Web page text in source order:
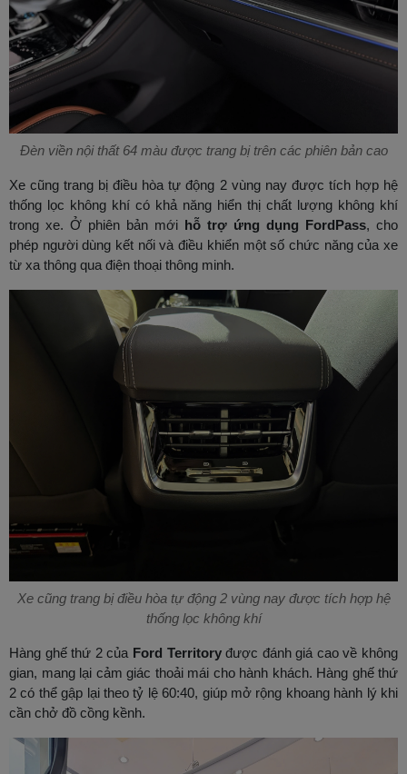
Đèn viền nội thất 64 màu được trang bị trên các phiên bản cao
Xe cũng trang bị điều hòa tự động 2 vùng nay được tích hợp hệ
thống lọc không khí có khả năng hiển thị chất lượng không khí
trong xe. Ở phiên bản mới hỗ trợ ứng dụng FordPass, cho
phép người dùng kết nối và điều khiển một số chức năng của xe
từ xa thông qua điện thoại thông minh.
Xe cũng trang bị điều hòa tự động 2 vùng nay được tích hợp hệ
thống lọc không khí
Hàng ghế thứ 2 của Ford Territoryđược đánh giá cao về không
gian, mang lại cảm giác thoải mái cho hành khách. Hàng ghế thứ
2 có thể gập lại theo tỷ lệ 60:40, giúp mở rộng khoang hành lý khi
cần chở đồ cồng kềnh.